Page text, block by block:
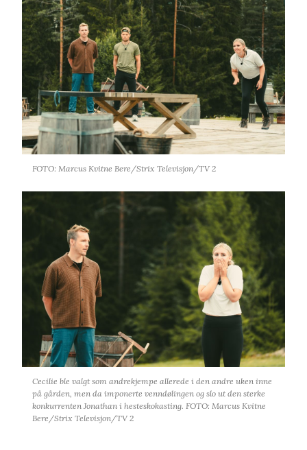
FOTO: Marcus Kvitne Bere/Strix Televisjon/TV 2
Cecilie ble valgt som andrekjempe allerede i den andre uken inne
på gården, men da imponerte venndølingen og slo ut den sterke
konkurrenten Jonathan i hesteskokasting. FOTO: Marcus Kvitne
Bere/Strix Televisjon/TV 2